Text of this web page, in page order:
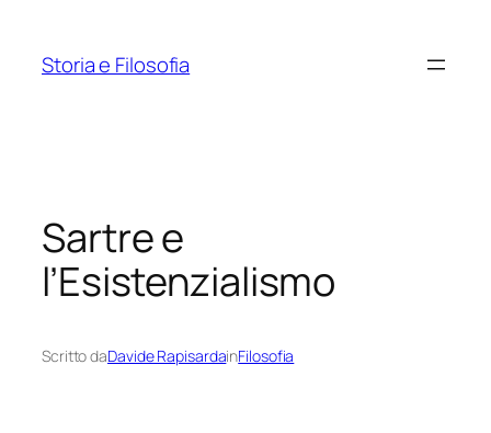
contenuto
Storia e Filosofia
Sartre e
l’Esistenzialismo
Scritto daDavide RapisardainFilosofia